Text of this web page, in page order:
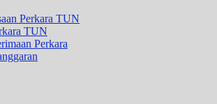
Perkara TUN
TUN
Perkara